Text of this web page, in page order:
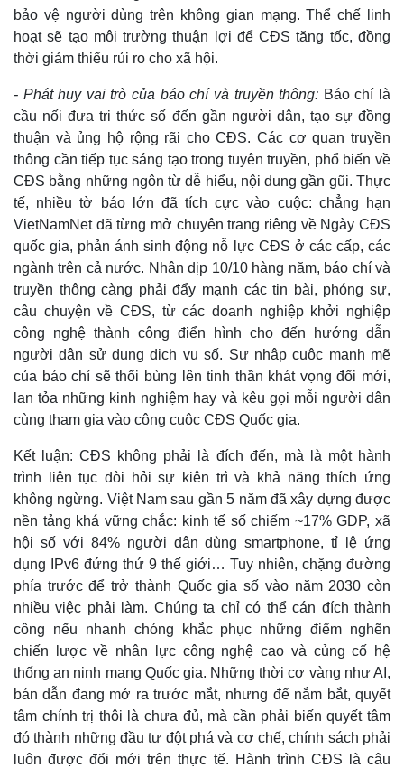
Doanh nghiệp
Thông tin doanh nghiệp
Doanh nghiệp 24h
Doanh nhân
Vì cộng đồng
Công nghệ
Sành điệu
Tin Công nghệ
Trải nghiệm
Chuyển đổi số
bảo vệ người dùng trên không gian mạng. Thể chế linh
hoạt sẽ tạo môi trường thuận lợi để CĐS tăng tốc, đồng
thời giảm thiểu rủi ro cho xã hội.
- Phát huy vai trò của báo chí và truyền thông: Báo chí là
cầu nối đưa tri thức số đến gần người dân, tạo sự đồng
thuận và ủng hộ rộng rãi cho CĐS. Các cơ quan truyền
thông cần tiếp tục sáng tạo trong tuyên truyền, phổ biến về
CĐS bằng những ngôn từ dễ hiểu, nội dung gần gũi. Thực
tế, nhiều tờ báo lớn đã tích cực vào cuộc: chẳng hạn
VietNamNet đã từng mở chuyên trang riêng về Ngày CĐS
quốc gia, phản ánh sinh động nỗ lực CĐS ở các cấp, các
ngành trên cả nước. Nhân dịp 10/10 hàng năm, báo chí và
truyền thông càng phải đẩy mạnh các tin bài, phóng sự,
câu chuyện về CĐS, từ các doanh nghiệp khởi nghiệp
công nghệ thành công điển hình cho đến hướng dẫn
người dân sử dụng dịch vụ số. Sự nhập cuộc mạnh mẽ
của báo chí sẽ thổi bùng lên tinh thần khát vọng đổi mới,
lan tỏa những kinh nghiệm hay và kêu gọi mỗi người dân
cùng tham gia vào công cuộc CĐS Quốc gia.
Kết luận: CĐS không phải là đích đến, mà là một hành
trình liên tục đòi hỏi sự kiên trì và khả năng thích ứng
không ngừng. Việt Nam sau gần 5 năm đã xây dựng được
nền tảng khá vững chắc: kinh tế số chiếm ~17% GDP, xã
hội số với 84% người dân dùng smartphone, tỉ lệ ứng
dụng IPv6 đứng thứ 9 thế giới… Tuy nhiên, chặng đường
phía trước để trở thành Quốc gia số vào năm 2030 còn
nhiều việc phải làm. Chúng ta chỉ có thể cán đích thành
công nếu nhanh chóng khắc phục những điểm nghẽn
chiến lược về nhân lực công nghệ cao và củng cố hệ
thống an ninh mạng Quốc gia. Những thời cơ vàng như AI,
bán dẫn đang mở ra trước mắt, nhưng để nắm bắt, quyết
tâm chính trị thôi là chưa đủ, mà cần phải biến quyết tâm
đó thành những đầu tư đột phá và cơ chế, chính sách phải
luôn được đổi mới trên thực tế. Hành trình CĐS là câu